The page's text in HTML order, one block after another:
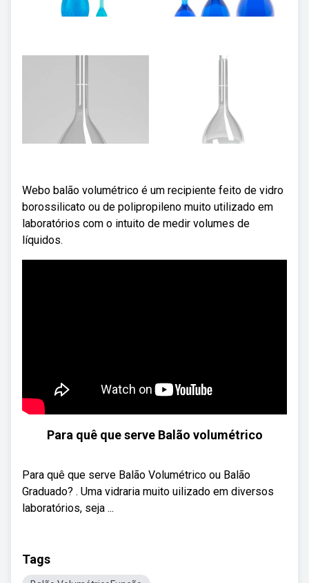
Webo balão volumétrico é um recipiente feito de vidro
borossilicato ou de polipropileno muito utilizado em
laboratórios com o intuito de medir volumes de
líquidos.
Para quê que serve Balão volumétrico
Para quê que serve Balão Volumétrico ou Balão
Graduado? . Uma vidraria muito uilizado em diversos
laboratórios, seja ...
Tags